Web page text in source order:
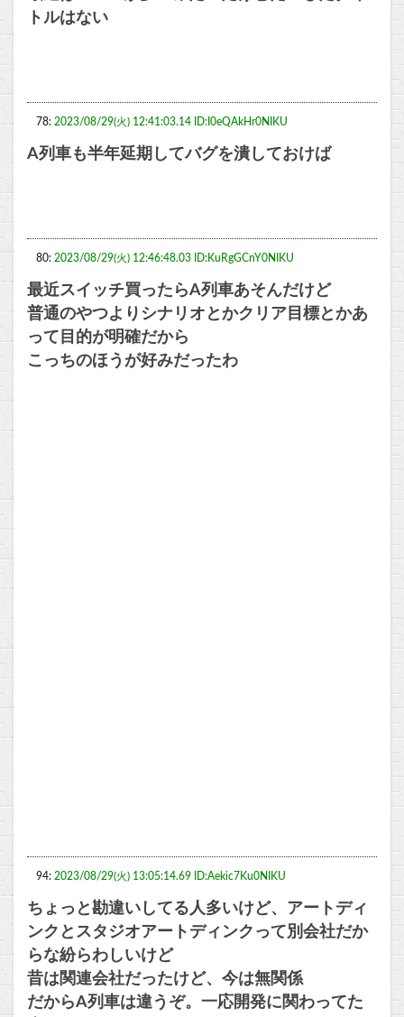
トルはない
78: 2023/08/29(火) 12:41:03.14 ID:I0eQAkHr0NIKU
A列車も半年延期してバグを潰しておけば
80: 2023/08/29(火) 12:46:48.03 ID:KuRgGCnY0NIKU
最近スイッチ買ったらA列車あそんだけど
普通のやつよりシナリオとかクリア目標とかあ
って目的が明確だから
こっちのほうが好みだったわ
94: 2023/08/29(火) 13:05:14.69 ID:Aekic7Ku0NIKU
ちょっと勘違いしてる人多いけど、アートディ
ンクとスタジオアートディンクって別会社だか
らな紛らわしいけど
昔は関連会社だったけど、今は無関係
だからA列車は違うぞ。一応開発に関わってた